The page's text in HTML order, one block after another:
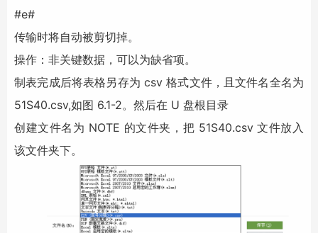
#e#
传输时将自动被剪切掉。
操作：非关键数据，可以为缺省项。
制表完成后将表格另存为 csv 格式文件，且文件名全名为
51S40.csv,如图 6.1-2。然后在 U 盘根目录
创建文件名为 NOTE 的文件夹，把 51S40.csv 文件放入
该文件夹下。